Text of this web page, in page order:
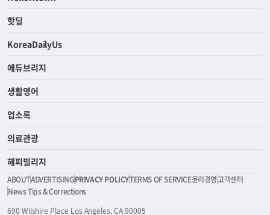
핫딜
KoreaDailyUs
에듀브리지
생활영어
업소록
의료관광
해피빌리지
ABOUTADVERTISINGPRIVACY POLICYTERMS OF SERVICE윤리경영고객센터
News Tips & Corrections
690 Wilshire Place Los Angeles, CA 90005